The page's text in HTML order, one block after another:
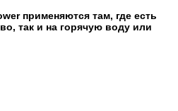
применяются там, где есть
так и на горячую воду или